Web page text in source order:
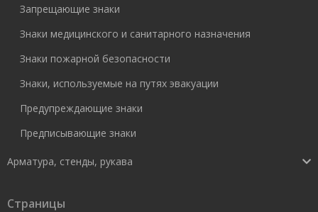
Запрещающие знаки
Знаки медицинского и санитарного назначения
Знаки пожарной безопасности
Знаки, используемые на путях эвакуации
Предупреждающие знаки
Предписывающие знаки
Арматура, стенды, рукава
Страницы